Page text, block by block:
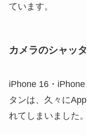
ています。
カメラのシャッ
iPhone 16・
タンは、久々に
れてしまいました。